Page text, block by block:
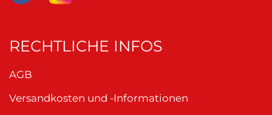
RECHTLICHE INFOS
AGB
Versandkosten und -Informationen